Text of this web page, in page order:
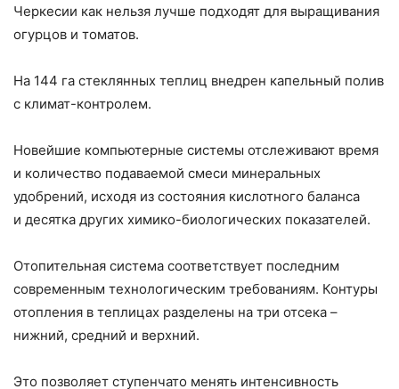
Черкесии как нельзя лучше подходят для выращивания
огурцов и томатов.
На 144 га стеклянных теплиц внедрен капельный полив
с климат-контролем.
Новейшие компьютерные системы отслеживают время
и количество подаваемой смеси минеральных
удобрений, исходя из состояния кислотного баланса
и десятка других химико-биологических показателей.
Отопительная система соответствует последним
современным технологическим требованиям. Контуры
отопления в теплицах разделены на три отсека – ​
нижний, средний и верхний.
Это позволяет ступенчато менять интенсивность